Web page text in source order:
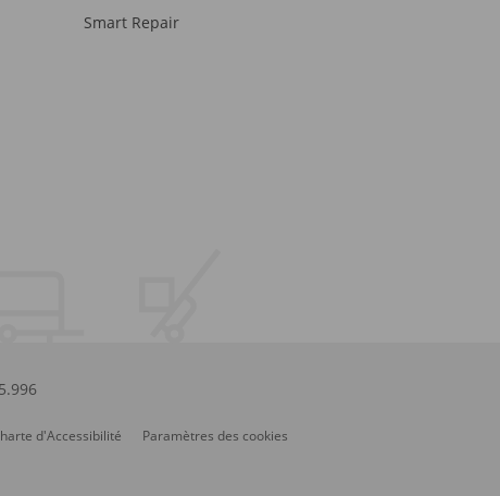
Smart Repair
d'Accessibilité Paramètres des cookies